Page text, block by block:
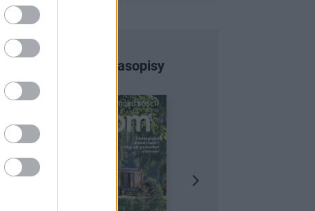
Najnovšie časopisy